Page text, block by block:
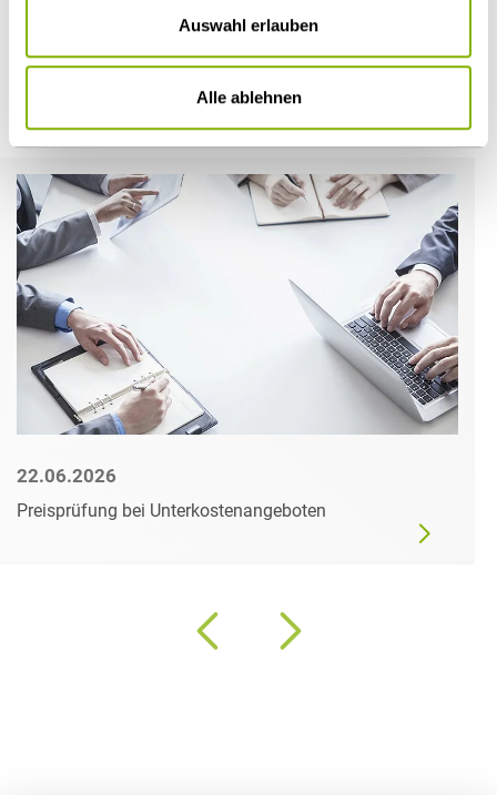
Auswahl erlauben
Alle ablehnen
Weitere Artikel
22.06.2026
Preisprüfung bei Unterkostenangeboten